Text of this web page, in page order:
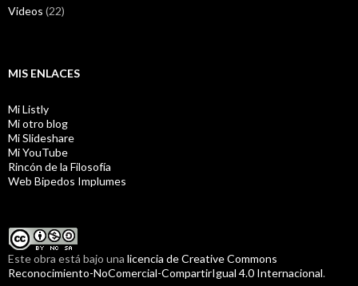
Videos (22)
MIS ENLACES
Mi Listly
Mi otro blog
Mi Slideshare
Mi YouTube
Rincón de la Filosofía
Web Bipedos Implumes
Este obra está bajo una licencia de Creative Commons
Reconocimiento-NoComercial-CompartirIgual 4.0 Internacional.